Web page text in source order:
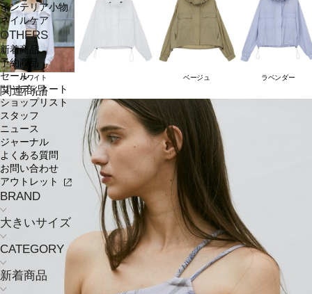
インテリア小物
ネイルケア
OTHERS
新着商品
予約商品
セール
コーディネート
ショップリスト
スタッフ
ニュース
ジャーナル
よくある質問
お問い合わせ
アウトレット
BRAND
大きいサイズ
CATEGORY
新着商品
ホワイト ベージュ ラベンダー
関連商品